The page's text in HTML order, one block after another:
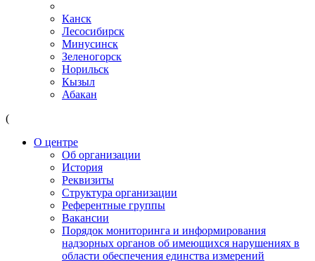
Канск
Лесосибирск
Минусинск
Зеленогорск
Норильск
Кызыл
Абакан
(
О центре
Об организации
История
Реквизиты
Структура организации
Референтные группы
Вакансии
Порядок мониторинга и информирования
надзорных органов об имеющихся нарушениях в
области обеспечения единства измерений